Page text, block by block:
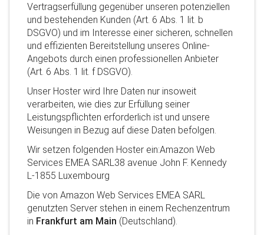
Vertragserfüllung gegenüber unseren potenziellen
und bestehenden Kunden (Art. 6 Abs. 1 lit. b
DSGVO) und im Interesse einer sicheren, schnellen
und effizienten Bereitstellung unseres Online-
Angebots durch einen professionellen Anbieter
(Art. 6 Abs. 1 lit. f DSGVO).
Unser Hoster wird Ihre Daten nur insoweit
verarbeiten, wie dies zur Erfüllung seiner
Leistungspflichten erforderlich ist und unsere
Weisungen in Bezug auf diese Daten befolgen.
Wir setzen folgenden Hoster ein:Amazon Web
Services EMEA SARL38 avenue John F. Kennedy
L-1855 Luxembourg
Die von Amazon Web Services EMEA SARL
genutzten Server stehen in einem Rechenzentrum
in Frankfurt am Main (Deutschland).